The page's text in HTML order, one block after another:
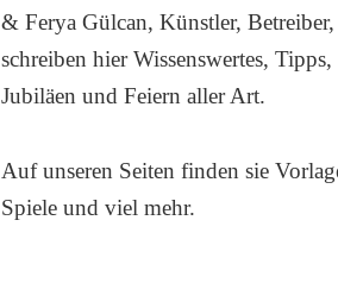
& Ferya Gülcan, Künstler,
schreiben hier Wissenswertes,
Jubiläen und Feiern aller Art.
Auf unseren Seiten finden sie
Spiele und viel mehr.